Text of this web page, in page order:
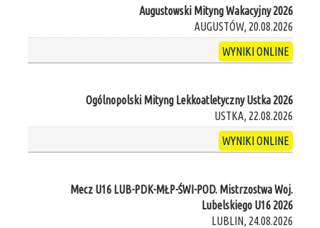
Augustowski Mityng Wakacyjny 2026
AUGUSTÓW, 20.08.2026
WYNIKI ONLINE
Ogólnopolski Mityng Lekkoatletyczny Ustka 2026
USTKA, 22.08.2026
WYNIKI ONLINE
Mecz U16 LUB-PDK-MŁP-ŚWI-POD. Mistrzostwa Woj.
Lubelskiego U16 2026
LUBLIN, 24.08.2026